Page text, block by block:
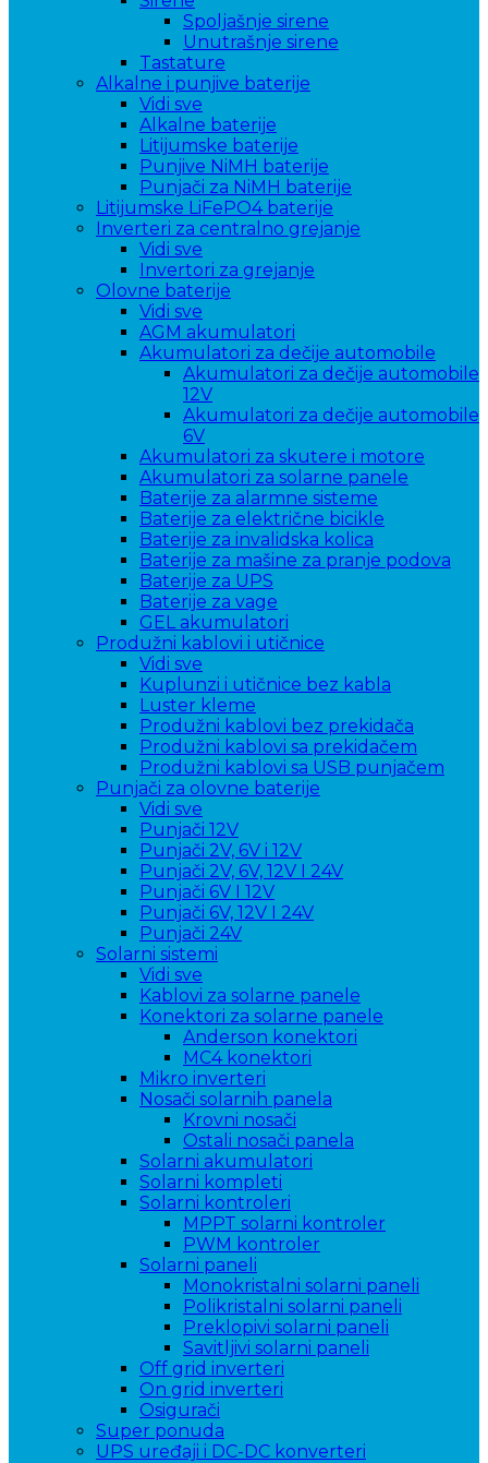
Spoljašnje sirene
Unutrašnje sirene
Tastature
Alkalne i punjive baterije
Vidi sve
Alkalne baterije
Litijumske baterije
Punjive NiMH baterije
Punjači za NiMH baterije
Litijumske LiFePO4 baterije
Inverteri za centralno grejanje
Vidi sve
Invertori za grejanje
Olovne baterije
Vidi sve
AGM akumulatori
Akumulatori za dečije automobile
Akumulatori za dečije automobile
12V
Akumulatori za dečije automobile
6V
Akumulatori za skutere i motore
Akumulatori za solarne panele
Baterije za alarmne sisteme
Baterije za električne bicikle
Baterije za invalidska kolica
Baterije za mašine za pranje podova
Baterije za UPS
Baterije za vage
GEL akumulatori
Produžni kablovi i utičnice
Vidi sve
Kuplunzi i utičnice bez kabla
Luster kleme
Produžni kablovi bez prekidača
Produžni kablovi sa prekidačem
Produžni kablovi sa USB punjačem
Punjači za olovne baterije
Vidi sve
Punjači 12V
Punjači 2V, 6V i 12V
Punjači 2V, 6V, 12V I 24V
Punjači 6V I 12V
Punjači 6V, 12V I 24V
Punjači 24V
Solarni sistemi
Vidi sve
Kablovi za solarne panele
Konektori za solarne panele
Anderson konektori
MC4 konektori
Mikro inverteri
Nosači solarnih panela
Krovni nosači
Ostali nosači panela
Solarni akumulatori
Solarni kompleti
Solarni kontroleri
MPPT solarni kontroler
PWM kontroler
Solarni paneli
Monokristalni solarni paneli
Polikristalni solarni paneli
Preklopivi solarni paneli
Savitljivi solarni paneli
Off grid inverteri
On grid inverteri
Osigurači
Super ponuda
UPS uređaji i DC-DC konverteri